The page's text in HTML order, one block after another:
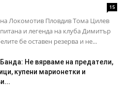
15
Локомотив Пловдив Тома Цилев
и легенда на клуба Димитър
бе оставен резерва и не...
Не вярваме на предатели,
купени марионетки и